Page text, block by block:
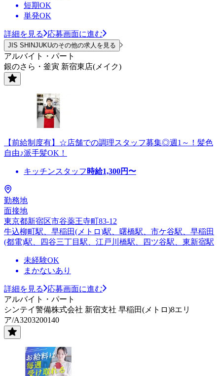
短期OK
単発OK
詳細を見る 応募画面に進む
JIS SHINJUKUのその他の求人を見る
アルバイト・パート
銀のさら・釜寅 新宿東店(メイク)
【前給制度有】☆店舗での調理スタッフ募集◎週1～！髪色
自由♪派手髪OK！
キッチンスタッフ 時給1,300円〜
勤務地
面接地
東京都新宿区市谷薬王寺町83-12
牛込柳町駅、早稲田(メトロ)駅、曙橋駅、市ケ谷駅、早稲田
(都電)駅、四谷三丁目駅、江戸川橋駅、四ツ谷駅、東新宿駅
未経験OK
まかないあり
詳細を見る
応募画面に進む
アルバイト・パート
シンテイ警備株式会社 新宿支社 早稲田(メトロ)8エリ
ア/A3203200140